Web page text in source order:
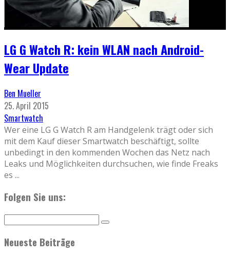
LG G Watch R: kein WLAN nach Android-
Wear Update
Ben Mueller
25. April 2015
Smartwatch
Wer eine LG G Watch R am Handgelenk trägt oder sich
mit dem Kauf dieser Smartwatch beschäftigt, sollte
unbedingt in den kommenden Wochen das Netz nach
Leaks und Möglichkeiten durchsuchen, wie finde Freaks
es ...
Folgen Sie uns:
Neueste Beiträge